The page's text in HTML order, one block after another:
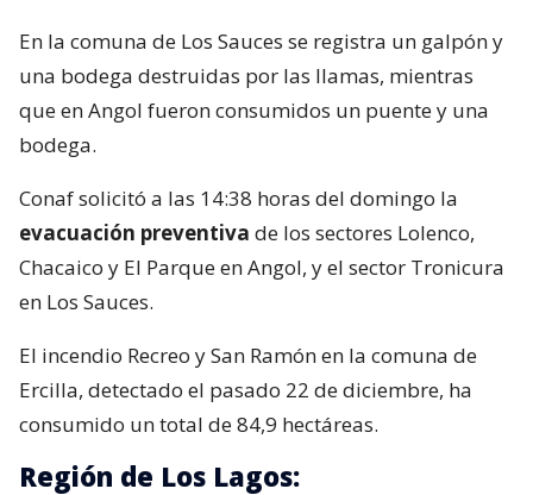
En la comuna de Los Sauces se registra un galpón y
una bodega destruidas por las llamas, mientras
que en Angol fueron consumidos un puente y una
bodega.
Conaf solicitó a las 14:38 horas del domingo la
evacuación preventiva de los sectores Lolenco,
Chacaico y El Parque en Angol, y el sector Tronicura
en Los Sauces.
El incendio Recreo y San Ramón en la comuna de
Ercilla, detectado el pasado 22 de diciembre, ha
consumido un total de 84,9 hectáreas.
Región de Los Lagos: